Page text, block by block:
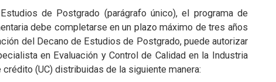
de Postgrado (parágrafo único), el programa de
debe completarse en un plazo máximo de tres años
del Decano de Estudios de Postgrado, puede autorizar
en Evaluación y Control de Calidad en la Industria
(UC) distribuidas de la siguiente manera: